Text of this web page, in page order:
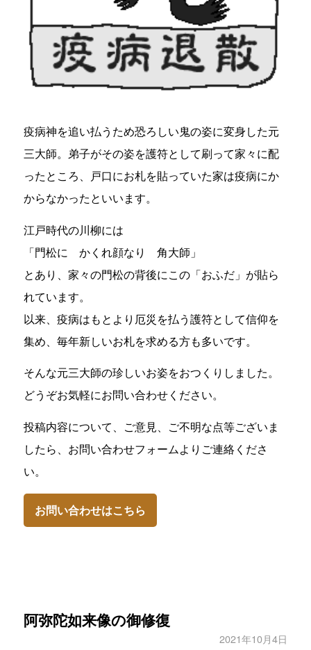
疫病神を追い払うため恐ろしい鬼の姿に変身した元
三大師。弟子がその姿を護符として刷って家々に配
ったところ、戸口にお札を貼っていた家は疫病にか
からなかったといいます。
江戸時代の川柳には
「門松に かくれ顔なり 角大師」
とあり、家々の門松の背後にこの「おふだ」が貼ら
れています。
以来、疫病はもとより厄災を払う護符として信仰を
集め、毎年新しいお札を求める方も多いです。
そんな元三大師の珍しいお姿をおつくりしました。
どうぞお気軽にお問い合わせください。
投稿内容について、ご意見、ご不明な点等ございま
したら、お問い合わせフォームよりご連絡くださ
い。
お問い合わせはこちら
阿弥陀如来像の御修復
2021年10月4日